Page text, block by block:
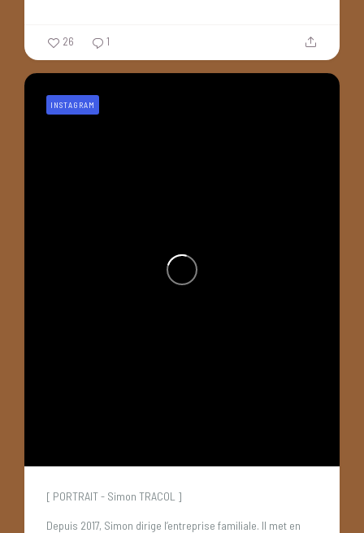
26 1
[ PORTRAIT - Simon TRACOL ]
Depuis 2017, Simon dirige l’entreprise familiale. Il met en
INSTAGRAM